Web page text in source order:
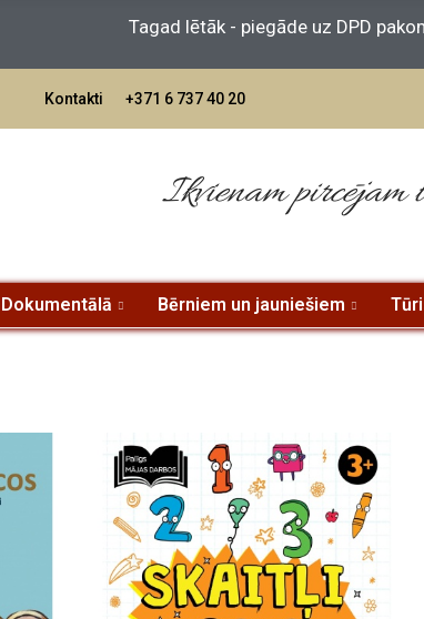
Kontakti +371 6 737 40 20
Ikvienam pircējam
Dokumentālā Bērniem un jauniešiem